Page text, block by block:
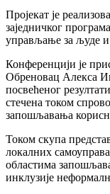
Пројекат је
заједничког
управљање за људе
Конференцији је
Обреновац Алекса
посвећеног
стечена током
запошљавања
Током скупа
локалних
областима
инклузије